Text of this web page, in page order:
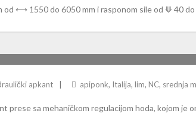
od ⟷ 1550 do 6050 mm i rasponom sile od ⟱ 40
apkant apiponk, Italija, lim, NC, srednja
prese sa mehaničkom regulacijom hoda, kojom je